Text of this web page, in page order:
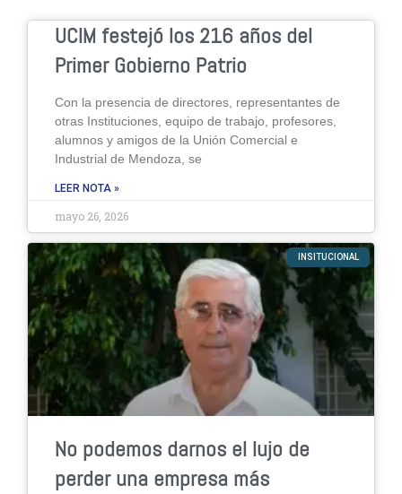
UCIM festejó los 216 años del
Primer Gobierno Patrio
Con la presencia de directores, representantes de
otras Instituciones, equipo de trabajo, profesores,
alumnos y amigos de la Unión Comercial e
Industrial de Mendoza, se
LEER NOTA »
mayo 26, 2026
INSITUCIONAL
No podemos darnos el lujo de
perder una empresa más